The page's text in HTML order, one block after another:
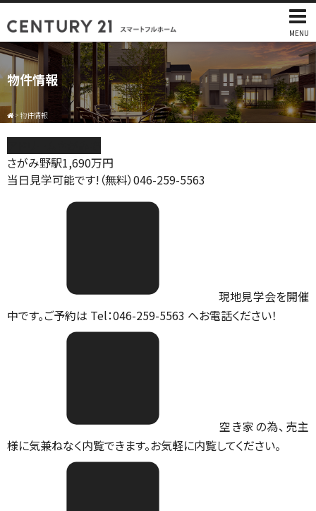
MENU
物件情報
>物件情報
さがみ野駅1,690万円
当日見学可能です!（無料）046-259-5563
現地見学会を開催
中です。ご予約は Tel：046-259-5563 へお電話ください！
空き家の為、売主
様に気兼ねなく内覧できます。お気軽に内覧してください。